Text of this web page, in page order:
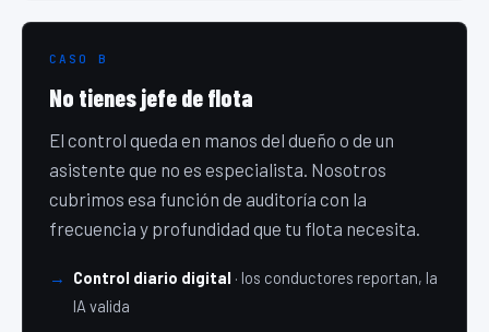
CASO B
No tienes jefe de flota
El control queda en manos del dueño o de un
asistente que no es especialista. Nosotros
cubrimos esa función de auditoría con la
frecuencia y profundidad que tu flota necesita.
→ Control diario digital · los conductores reportan, la
IA valida